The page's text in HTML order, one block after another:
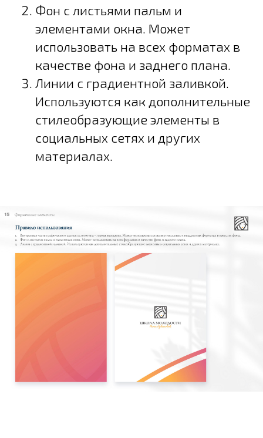
Фон с листьями пальм и
элементами окна. Может
использовать на всех форматах в
качестве фона и заднего плана.
Линии с градиентной заливкой.
Используются как дополнительные
стилеобразующие элементы в
социальных сетях и других
материалах.